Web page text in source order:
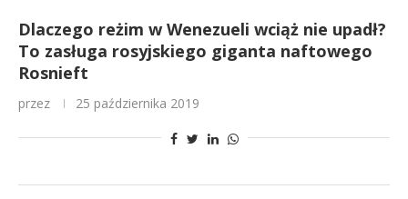
Dlaczego reżim w Wenezueli wciąż nie upadł?
To zasługa rosyjskiego giganta naftowego
Rosnieft
przez 25 października 2019